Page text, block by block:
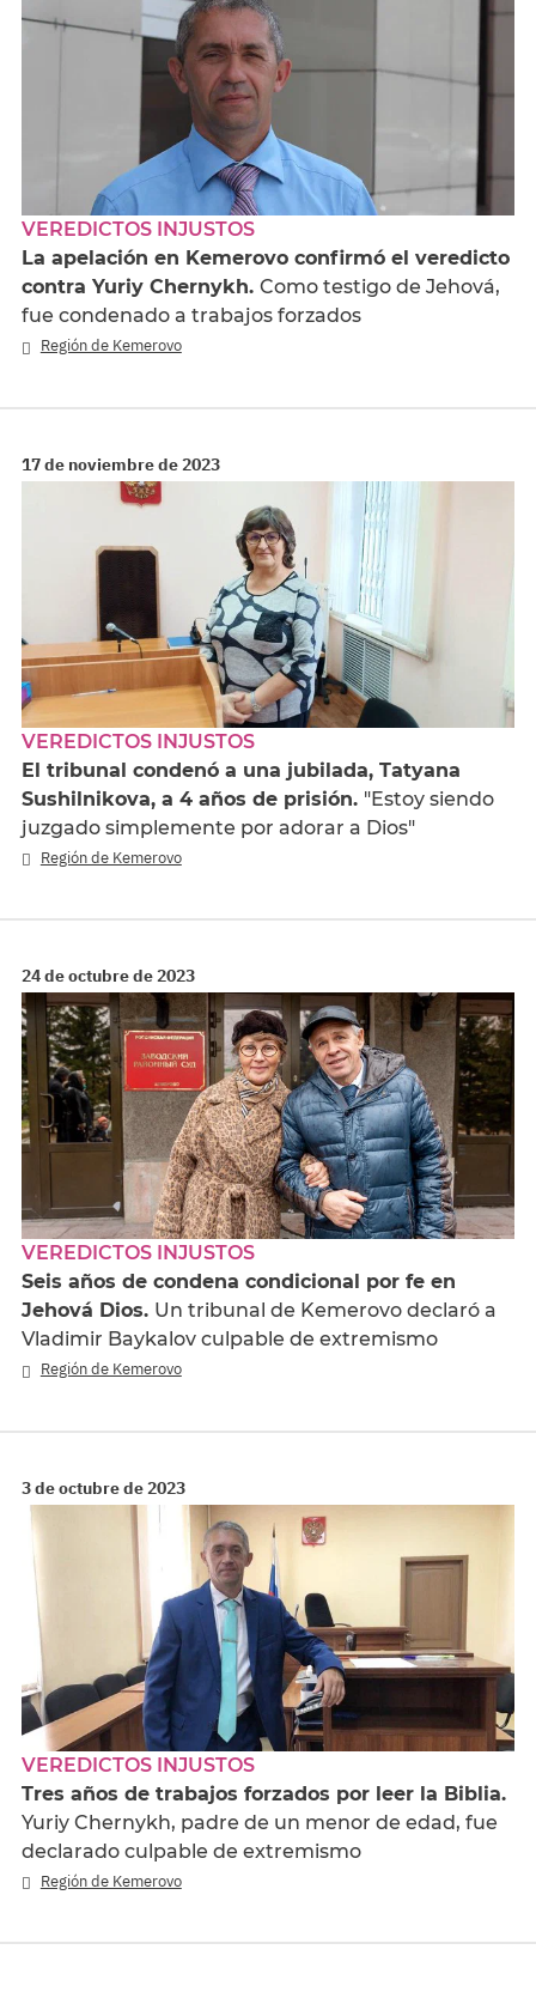
VEREDICTOS INJUSTOS
La apelación en Kemerovo confirmó el veredicto
contra Yuriy Chernykh. Como testigo de Jehová,
fue condenado a trabajos forzados
Región de Kemerovo
17 de noviembre de 2023
VEREDICTOS INJUSTOS
El tribunal condenó a una jubilada, Tatyana
Sushilnikova, a 4 años de prisión. "Estoy siendo
juzgado simplemente por adorar a Dios"
Región de Kemerovo
24 de octubre de 2023
VEREDICTOS INJUSTOS
Seis años de condena condicional por fe en
Jehová Dios. Un tribunal de Kemerovo declaró a
Vladimir Baykalov culpable de extremismo
Región de Kemerovo
3 de octubre de 2023
VEREDICTOS INJUSTOS
Tres años de trabajos forzados por leer la Biblia.
Yuriy Chernykh, padre de un menor de edad, fue
declarado culpable de extremismo
Región de Kemerovo